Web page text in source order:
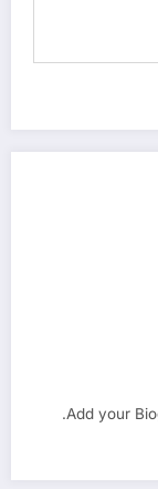
Add your